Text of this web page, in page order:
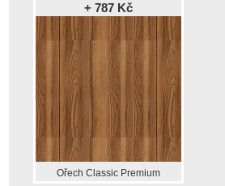
+ 787 Kč
Ořech Classic Premium